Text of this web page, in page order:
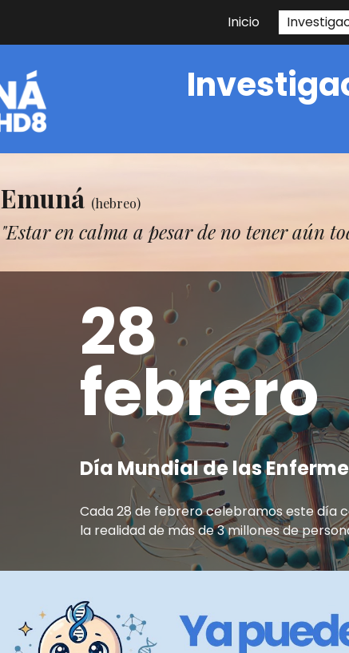
Inicio
Emuná (hebreo)
"Estar en calma a pesar de no tener aún
28
febrero
Día Mundial de lasE
Cada 28 de febrero celebramos este día
la realidad de más de 3 millones de